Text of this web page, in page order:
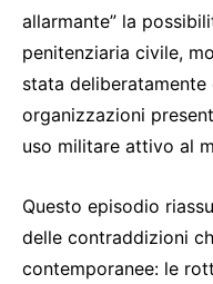
allarmante” la
penitenziaria civile,
stata
organizzazioni
uso militare attivo al
Questo episodio
delle contraddizioni
contemporanee: le